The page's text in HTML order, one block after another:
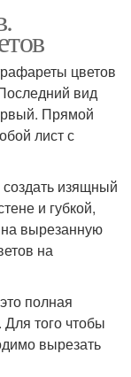
цветов
вид
Прямой
лист с
изящный
и губкой,
на вырезанную
на
полная
того чтобы
вырезать